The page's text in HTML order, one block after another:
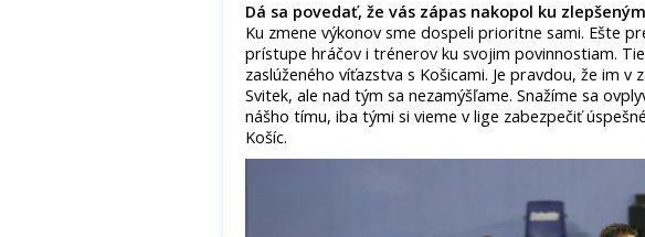
Dá sa povedať, že vás zápas nakopol ku
Ku zmene výkonov sme dospeli prioritne sami. Ešte
prístupe hráčov i trénerov ku svojim povinnostiam.
zaslúženého víťazstva s Košicami. Je pravdou, že im v
Svitek, ale nad tým sa nezamýšľame. Snažíme sa
nášho tímu, iba tými si vieme v lige zabezpečiť
Košíc.